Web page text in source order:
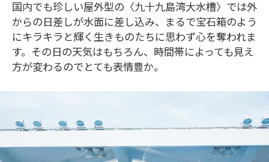
国内でも珍しい屋外型の〈九十九島湾大水槽〉では外
からの日差しが水面に差し込み、まるで宝石箱のよう
にキラキラと輝く生きものたちに思わず心を奪われま
す。その日の天気はもちろん、時間帯によっても見え
方が変わるのでとても表情豊か。